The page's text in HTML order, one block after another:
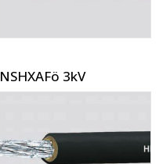
NSHXAFö 3kV